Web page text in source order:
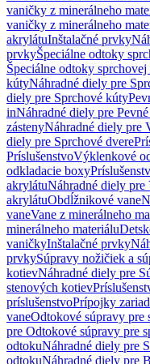
vaničky z minerálneho
vaničky z minerálneho
akrylátuInštalačné prvky
prvkyŠpeciálne odtoky
Špeciálne odtoky
kútyNáhradné diely pre
diely pre Sprchové kúty
inNáhradné diely pre
zástenyNáhradné diely pre
diely pre Sprchové dvere
PríslušenstvoVýklenkové
odkladacie boxy
akrylátuNáhradné diely pre
akrylátuObdĺžnikové vane
vaneVane z minerálneho
minerálneho materiálu
vaničkyInštalačné prvky
prvkySúpravy nožičiek a
kotievNáhradné diely pre
stenových kotiev
príslušenstvoPrípojky
vaneOdtokové súpravy pre
pre Odtokové súpravy pre
odtokuNáhradné diely pre
odtokuNáhradné diely pre